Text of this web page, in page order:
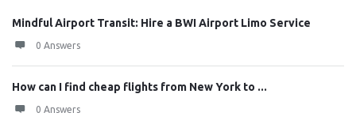
Mindful Airport Transit: Hire a BWI Airport Limo Service
0 Answers
How can I find cheap flights from New York to ...
0 Answers